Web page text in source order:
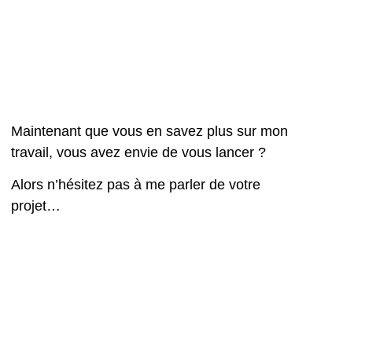
Maintenant que vous en savez plus sur mon
travail, vous avez envie de vous lancer ?
Alors n’hésitez pas à me parler de votre
projet…